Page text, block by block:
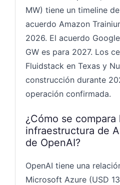
MW) tiene un timeline
acuerdo Amazon
2026. El acuerdo
GW es para 2027. Los
Fluidstack en Texas y
construcción durante
operación confirmada.
¿Cómo se compara
infraestructura de
de OpenAI?
OpenAI tiene una
Microsoft Azure (USD